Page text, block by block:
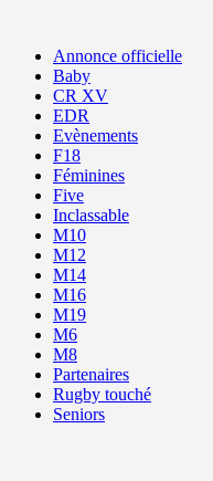
Annonce officielle
Baby
CR XV
EDR
Evènements
F18
Féminines
Five
Inclassable
M10
M12
M14
M16
M19
M6
M8
Partenaires
Rugby touché
Seniors